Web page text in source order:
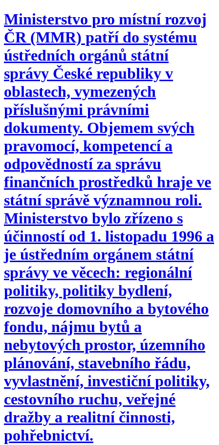
Ministerstvo pro místní rozvoj
ČR (MMR) patří do systému
ústředních orgánů státní
správy České republiky v
oblastech, vymezených
příslušnými právními
dokumenty. Objemem svých
pravomocí, kompetencí a
odpovědností za správu
finančních prostředků hraje ve
státní správě významnou roli.
Ministerstvo bylo zřízeno s
účinností od 1. listopadu 1996 a
je ústředním orgánem státní
správy ve věcech: regionální
politiky, politiky bydlení,
rozvoje domovního a bytového
fondu, nájmu bytů a
nebytových prostor, územního
plánování, stavebního řádu,
vyvlastnění, investiční politiky,
cestovního ruchu, veřejné
dražby a realitní činnosti,
pohřebnictví.